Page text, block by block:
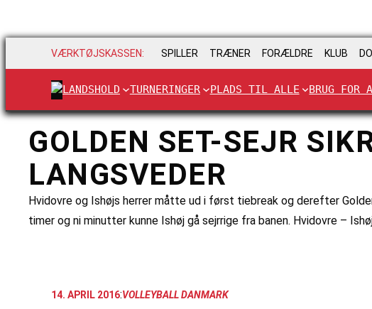
VÆRKTØJSKASSEN: SPILLER TRÆNER FORÆLDRE KLUB
LANDSHOLD TURNERINGER PLADS TIL ALLE BRUG FOR
GOLDEN SET-SEJR
LANGSVEDER
Hvidovre og Ishøjs herrer måtte ud i først tiebreak og derefter
timer og ni minutter kunne Ishøj gå sejrrige fra banen. Hvidovre –
14. APRIL 2016:VOLLEYBALL DANMARK